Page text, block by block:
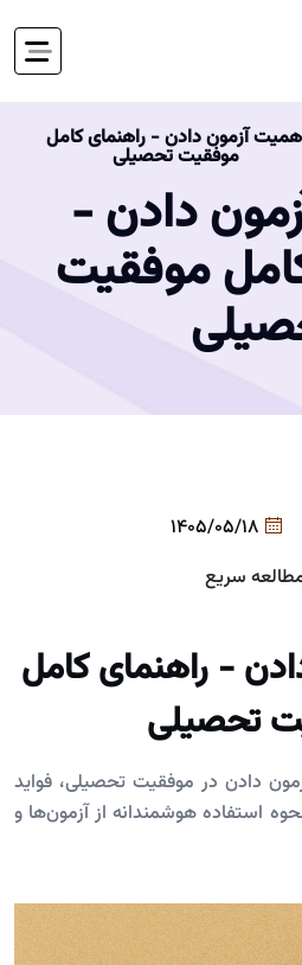
آزمون دادن - راهنمای کامل
موفقیت تحصیلی
دادن -
موفقیت
سریع
- راهنمای کامل
تحصیلی
دادن در موفقیت تحصیلی، فواید
استفاده هوشمندانه از آزمون‌ها و